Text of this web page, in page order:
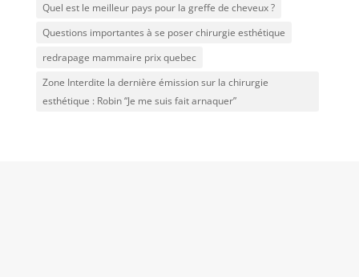
Quel est le meilleur pays pour la greffe de cheveux ?
Questions importantes à se poser chirurgie esthétique
redrapage mammaire prix quebec
Zone Interdite la dernière émission sur la chirurgie
esthétique : Robin “Je me suis fait arnaquer”